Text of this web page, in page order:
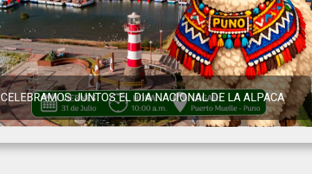
CELEBRAMOS JUNTOS EL DIA NACIONAL DE LA ALPACA